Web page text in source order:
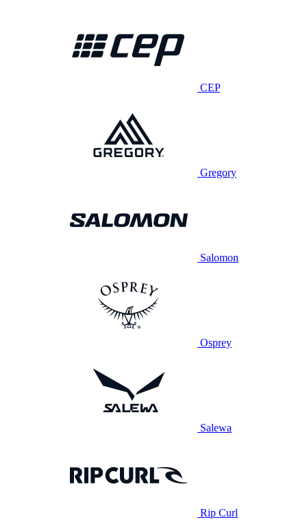
CEP
Gregory
Salomon
Osprey
Salewa
Rip Curl